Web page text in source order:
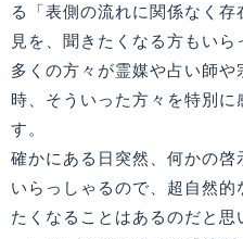
る「表側の流れに関係なく
見を、聞きたくなる方もいら
多くの方々が霊媒や占い師や
時、そういった方々を特別に
す。
確かにある日突然、何かの
いらっしゃるので、超自然
たくなることはあるのだと思